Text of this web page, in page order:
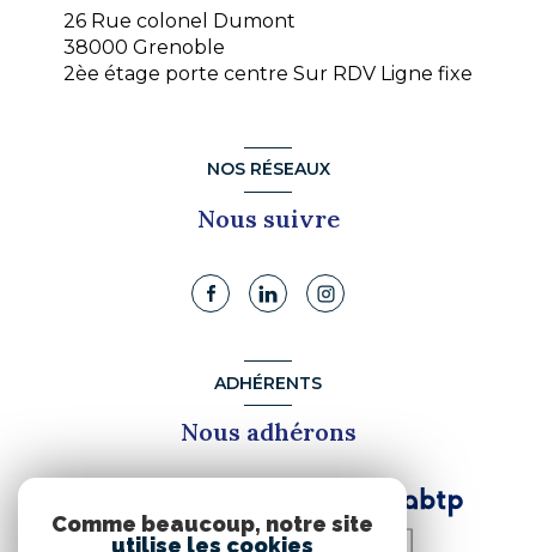
26 Rue colonel Dumont
38000 Grenoble
2èe étage porte centre Sur RDV Ligne fixe
NOS RÉSEAUX
Nous suivre
ADHÉRENTS
Nous adhérons
Comme beaucoup, notre site
utilise les cookies